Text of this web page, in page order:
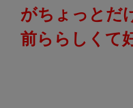
がちょっとだ
前ららしくて